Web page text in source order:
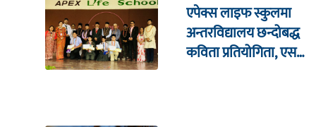
एपेक्स लाइफ स्कुलमा
अन्तरविद्यालय छन्दोबद्ध
कविता प्रतियोगिता, एसपी